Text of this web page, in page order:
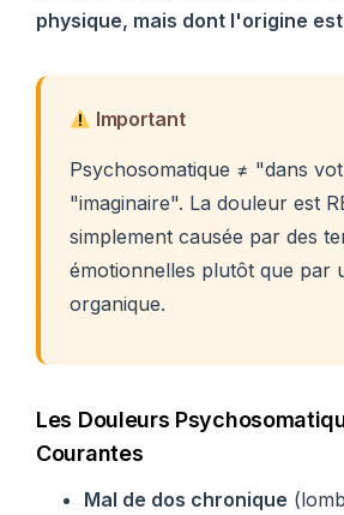
physique, mais dont l'origine
Important
Psychosomatique ≠ "dans
"imaginaire". La douleur est
simplement causée par des
émotionnelles plutôt que par
organique.
Les Douleurs
Courantes
Mal de dos chronique